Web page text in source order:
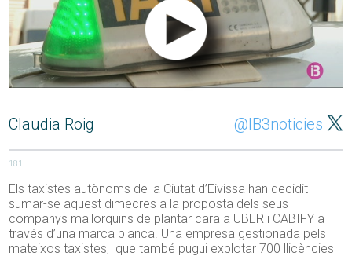
Claudia Roig @IB3noticies
181
Els taxistes autònoms de la Ciutat d’Eivissa han decidit
sumar-se aquest dimecres a la proposta dels seus
companys mallorquins de plantar cara a UBER i CABIFY a
través d’una marca blanca. Una empresa gestionada pels
mateixos taxistes, que també pugui explotar 700 llicències